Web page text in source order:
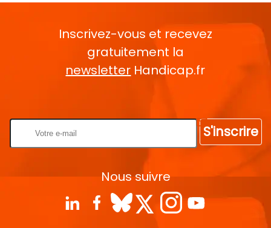
Inscrivez-vous et recevez
gratuitement la
newsletter Handicap.fr
S'inscrire
Nous suivre